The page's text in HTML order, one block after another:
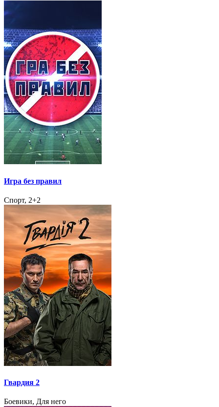
Игра без правил
Спорт, 2+2
Гвардия 2
Боевики, Для него